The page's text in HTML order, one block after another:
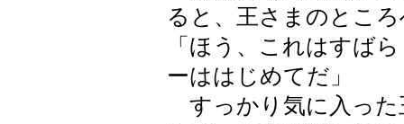
ると、王さまのとこ
「ほう、これはすば
ーははじめてだ」
すっかり気に入った